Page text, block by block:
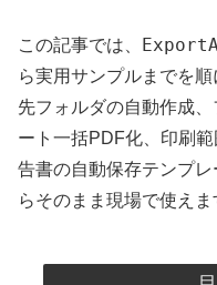
この記事では、
ら実用サンプルまでを
先フォルダの自動作成
ート一括PDF化、印刷
告書の自動保存テンプ
らそのまま現場で使えま